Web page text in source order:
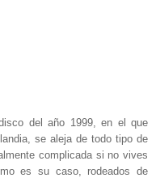
del año 1999, en el que
se aleja de todo tipo de
complicada si no vives
es su caso, rodeados de